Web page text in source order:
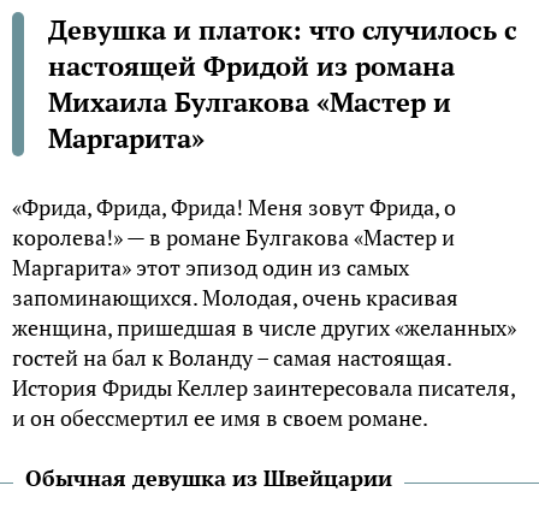
Девушка и платок: что случилось с
настоящей Фридой из романа
Михаила Булгакова «Мастер и
Маргарита»
«Фрида, Фрида, Фрида! Меня зовут Фрида, о
королева!» — в романе Булгакова «Мастер и
Маргарита» этот эпизод один из самых
запоминающихся. Молодая, очень красивая
женщина, пришедшая в числе других «желанных»
гостей на бал к Воланду – самая настоящая.
История Фриды Келлер заинтересовала писателя,
и он обессмертил ее имя в своем романе.
Обычная девушка из Швейцарии